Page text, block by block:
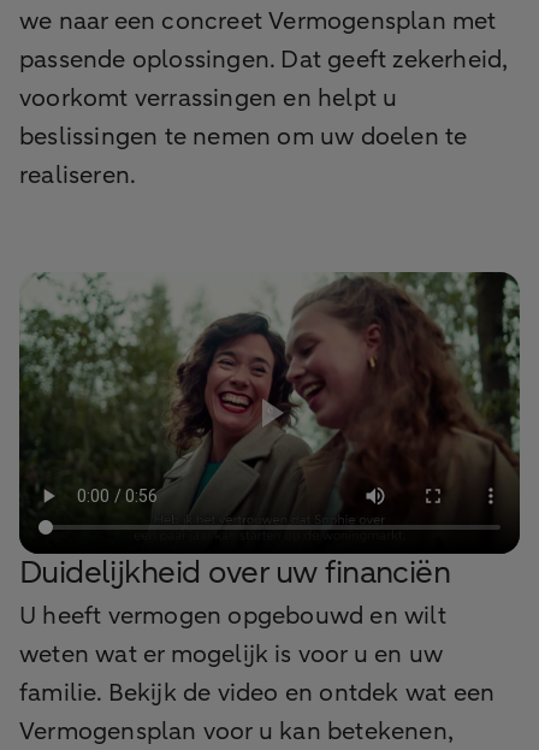
we naar een concreet Vermogensplan met
passende oplossingen. Dat geeft zekerheid,
voorkomt verrassingen en helpt u
beslissingen te nemen om uw doelen te
realiseren.
Duidelijkheid over uw financiën
U heeft vermogen opgebouwd en wilt
weten wat er mogelijk is voor u en uw
familie. Bekijk de video en ontdek wat een
Vermogensplan voor u kan betekenen,